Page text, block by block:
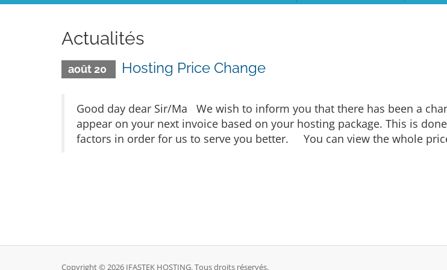
Actualités
août 20 Hosting Price Change
Good day dear Sir/Ma We wish to inform you that there has been a
appear on your next invoice based on your hosting package. This is
factors in order for us to serve you better. You can view the whole
Copyright © 2026 IFASTEK HOSTING. Tous droits réservés.